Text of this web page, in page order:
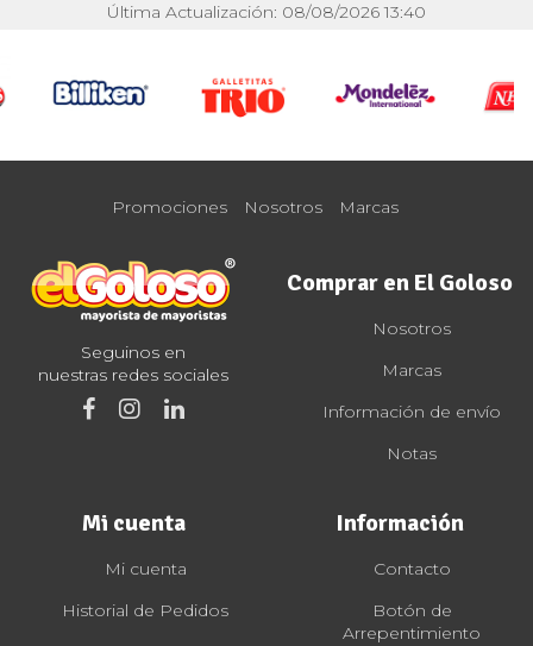
Última Actualización: 08/08/2026 13:40
Promociones Nosotros Marcas
Seguinos en
nuestras redes sociales
Comprar en El Goloso
Nosotros
Marcas
Información de envío
Notas
Mi cuenta
Mi cuenta
Historial de Pedidos
Información
Contacto
Botón de
Arrepentimiento